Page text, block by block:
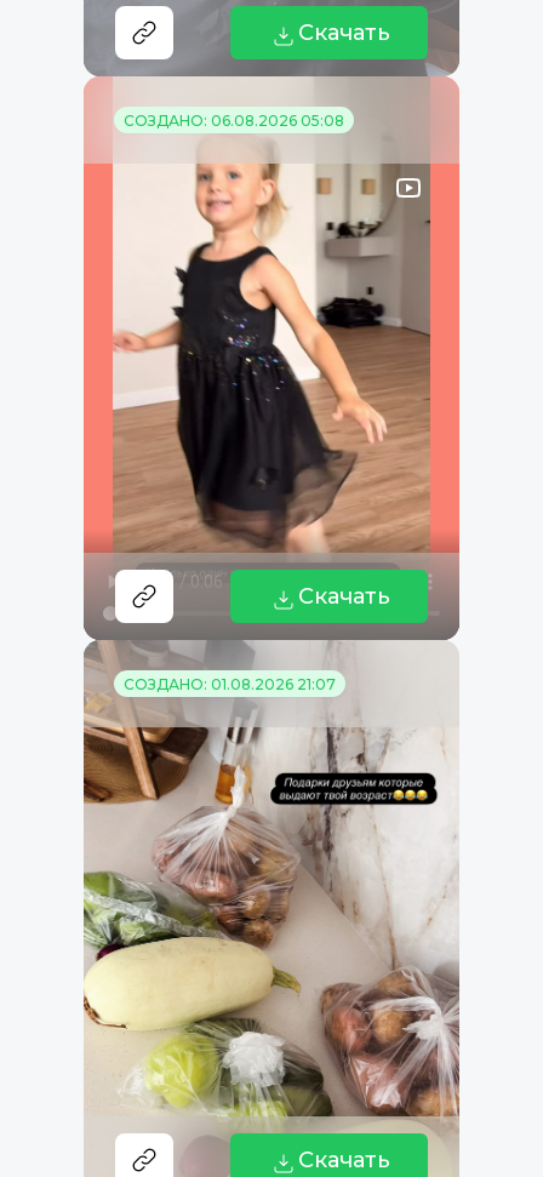
Скачать
СОЗДАНО: 06.08.2026 05:08
Скачать
СОЗДАНО: 01.08.2026 21:07
Скачать